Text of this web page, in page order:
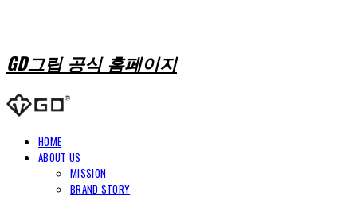
GD그립 공식 홈페이지
HOME
ABOUT US
MISSION
BRAND STORY